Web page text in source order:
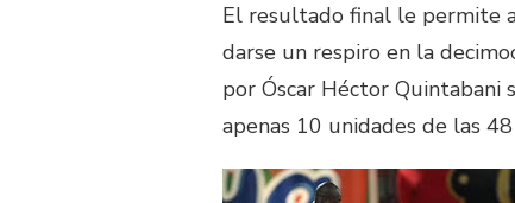
El resultado final le permite
darse un respiro en la
por Óscar Héctor Quintabani
apenas 10 unidades de las